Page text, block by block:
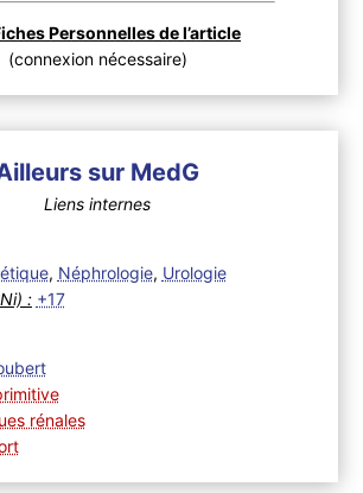
Personnelles de l’article
(connexion nécessaire)
sur MedG
Liens internes
, Néphrologie, Urologie
: +17
rénales